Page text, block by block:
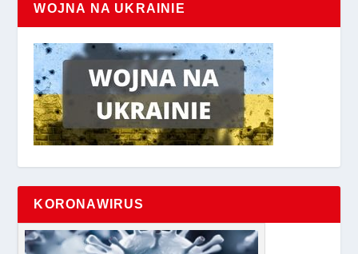
WOJNA NA UKRAINIE
KORONAWIRUS